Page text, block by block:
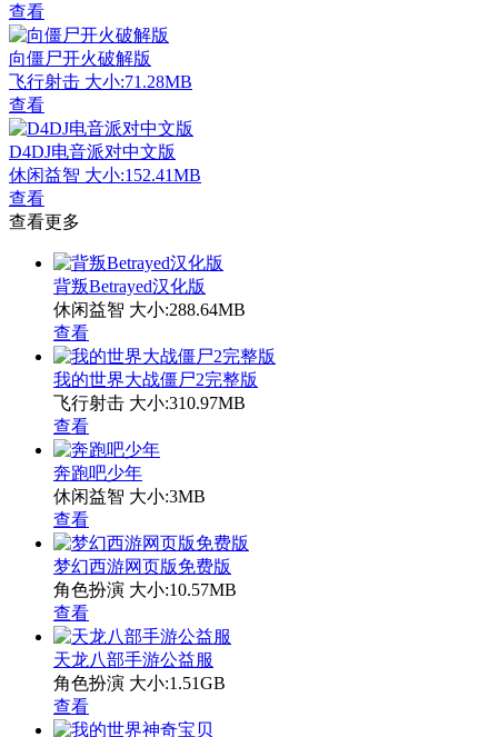
查看
向僵尸开火破解版
飞行射击 大小:71.28MB
查看
D4DJ电音派对中文版
休闲益智 大小:152.41MB
查看
查看更多
背叛Betrayed汉化版
休闲益智 大小:288.64MB
查看
我的世界大战僵尸2完整版
飞行射击 大小:310.97MB
查看
奔跑吧少年
休闲益智 大小:3MB
查看
梦幻西游网页版免费版
角色扮演 大小:10.57MB
查看
天龙八部手游公益服
角色扮演 大小:1.51GB
查看